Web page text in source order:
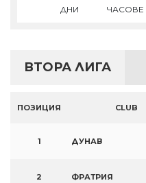
ДНИ ЧАСОВЕ
ВТОРА ЛИГА
ПОЗИЦИЯ CLUB
1 ДУНАВ
2 ФРАТРИЯ